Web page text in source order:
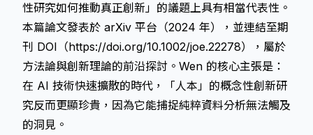
性研究如何推動真正創新」的議題上具有相當代表性。
本篇論文發表於 arXiv 平台（2024 年），並連結至期
刊 DOI（https://doi.org/10.1002/joe.22278），屬於
方法論與創新理論的前沿探討。Wen 的核心主張是：
在 AI 技術快速擴散的時代，「人本」的概念性創新研
究反而更顯珍貴，因為它能捕捉純粹資料分析無法觸及
的洞見。